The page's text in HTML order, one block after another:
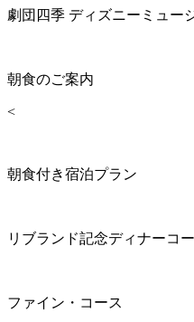
劇団四季 ディズニーミュー
朝食のご案内
<
朝食付き宿泊プラン
リブランド記念ディナーコ
ファイン・コース